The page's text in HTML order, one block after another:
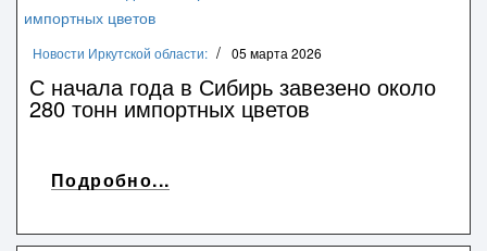
Новости Иркутской области: 05 марта 2026
С начала года в Сибирь завезено около
280 тонн импортных цветов
Подробно...